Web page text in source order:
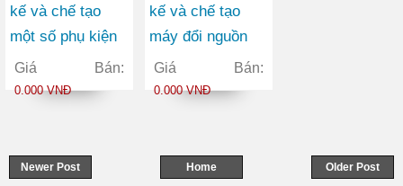
kế và chế tạo
một số phụ kiện
thuỷ lực của giàn
chống thuỷ lực di
tấn
Giá Bán:
0.000 VNĐ
kế và chế tạo
máy đổi nguồn
điện 1 pha thành
3 pha kiểu quay
nghiệp, ngành
Giá Bán:
0.000 VNĐ
Newer Post Older Post
Home